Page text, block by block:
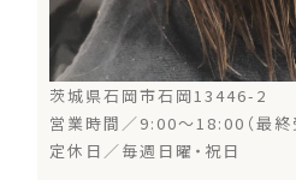
茨城県石岡市石岡13446-2
営業時間／9:00～18:00（最終
定休日／毎週日曜・祝日